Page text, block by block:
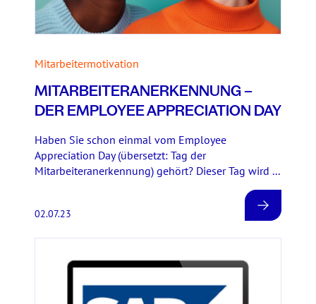
Mitarbeitermotivation
MITARBEITERANERKENNUNG –
DER EMPLOYEE APPRECIATION DAY
Haben Sie schon einmal vom Employee
Appreciation Day (übersetzt: Tag der
Mitarbeiteranerkennung) gehört? Dieser Tag wird ...
02.07.23